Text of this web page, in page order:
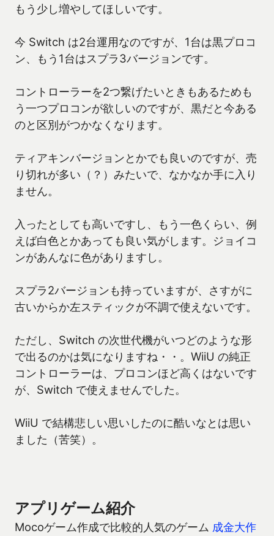
もう少し増やしてほしいです。
今 Switch は2台運用なのですが、1台は黒プロコ
ン、もう1台はスプラ3バージョンです。
コントローラーを2つ繋げたいときもあるためも
う一つプロコンが欲しいのですが、黒だと今ある
のと区別がつかなくなります。
ティアキンバージョンとかでも良いのですが、売
り切れが多い（？）みたいで、なかなか手に入り
ません。
入ったとしても高いですし、もう一色くらい、例
えば白色とかあっても良い気がします。ジョイコ
ンがあんなに色がありますし。
スプラ2バージョンも持っていますが、さすがに
古いからか左スティックが不調で使えないです。
ただし、Switch の次世代機がいつどのような形
で出るのかは気になりますね・・。WiiU の純正
コントローラーは、プロコンほど高くはないです
が、Switch で使えませんでした。
WiiU で結構悲しい思いしたのに酷いなとは思い
ました（苦笑）。
アプリゲーム紹介
Mocoゲーム作成で比較的人気のゲーム 成金大作